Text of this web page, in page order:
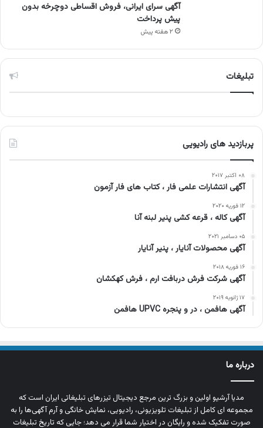
آگهی سرای ایرانی، فروش اقساطی دوچرخه بدون
پیش پرداخت
۲ هفته پیش
تبلیغات
پربازدید های رادیویی
۰۸ اکتبر ۲۰۱۷
آگهی انتشارات علمی فار ، کتاب های فار آزمون
۱۲ فوریه ۲۰۲۰
آگهی کاله ، قرعه کشی پنیر لبنه آنا
۰۵ دسامبر ۲۰۲۱
آگهی محصولات آنایار ، پنیر آنایار
۱۶ فوریه ۲۰۱۸
آگهی شرکت فرش دربافت ارم ، فرش کهکشان
۱۷ ژانویه ۲۰۱۹
آگهی هافمن ، در و پنجره UPVC هافمن
درباره ما
مدیا آرشیو اولین و بزرگ‌ ترین مرجع دیجیتال تیزرهای تبلیغاتی ایران است که
مجموعه‌ ای کامل از تبلیغات تلویزیونی، رادیویی، نمایش خانگی و آرم‌ آگهی‌ها را به‌
صورت تفکیک‌ شده و رایگان در اختیار شما قرار می‌ دهد؛ جایی که تاریخ تبلیغات